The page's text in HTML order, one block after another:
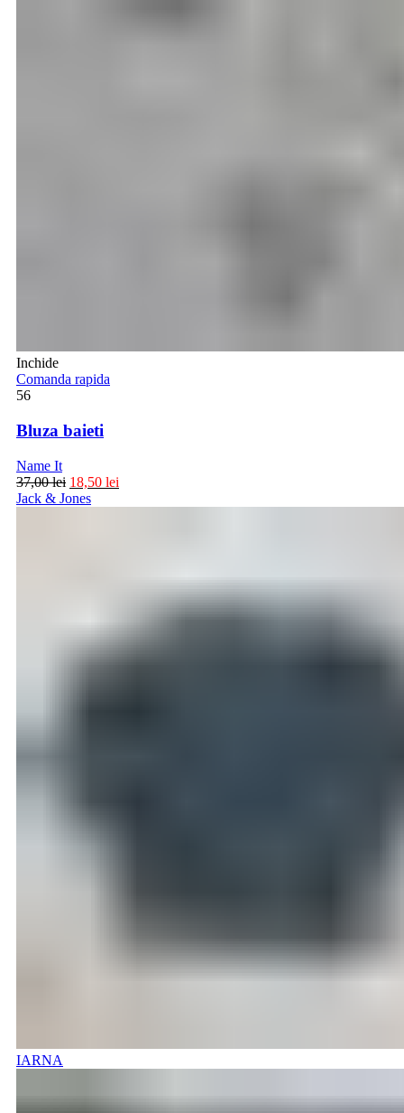
Inchide
Comanda rapida
56
Bluza baieti
Name It
37,00lei 18,50 lei
Jack & Jones
IARNA